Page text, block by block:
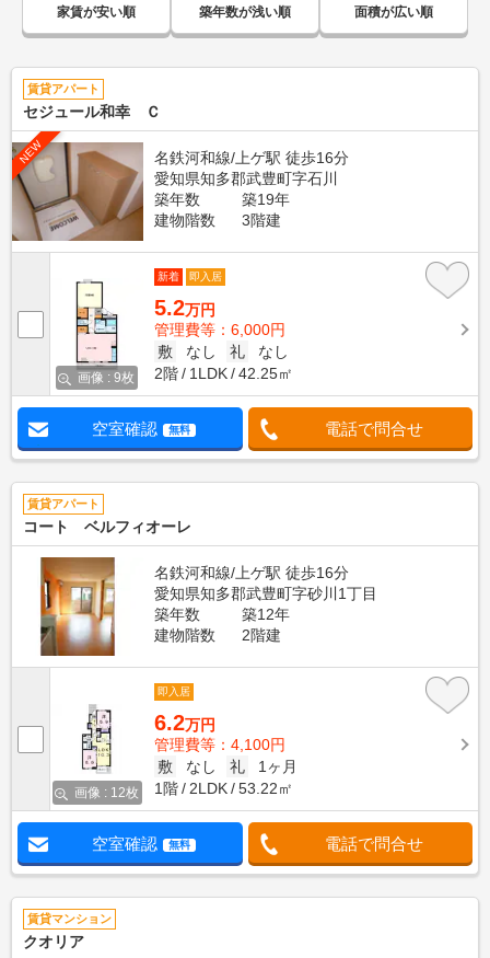
家賃が安い順 築年数が浅い順 面積が広い順
賃貸アパート
セジュール和幸 Ｃ
NEW
名鉄河和線/上ゲ駅 徒歩16分
愛知県知多郡武豊町字石川
築年数
築19年
建物階数
3階建
画像 : 9枚
新着 即入居
5.2万円
管理費等：6,000円
敷
なし 礼
なし
2階
1LDK 42.25㎡
空室確認 無料 電話で問合せ
賃貸アパート
コート ベルフィオーレ
名鉄河和線/上ゲ駅 徒歩16分
愛知県知多郡武豊町字砂川1丁目
築年数
築12年
建物階数
2階建
画像 : 12枚
即入居
6.2万円
管理費等：4,100円
敷
なし 礼
1ヶ月
1階
2LDK 53.22㎡
空室確認 無料 電話で問合せ
賃貸マンション
クオリア